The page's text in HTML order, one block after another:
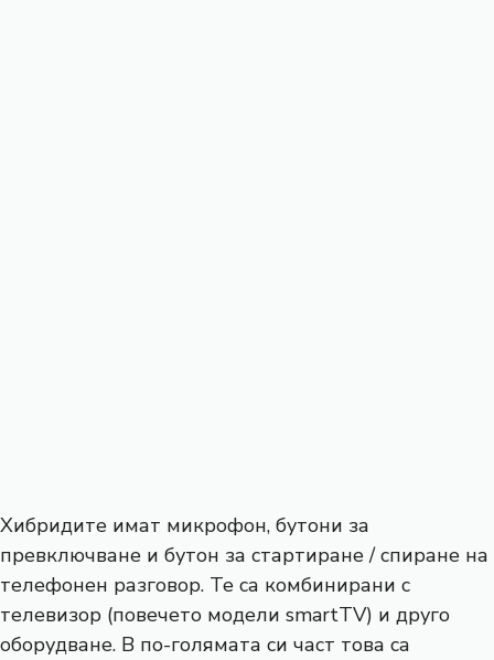
Хибридите имат микрофон, бутони за
превключване и бутон за стартиране / спиране на
телефонен разговор. Те са комбинирани с
телевизор (повечето модели smartTV) и друго
оборудване. В по-голямата си част това са